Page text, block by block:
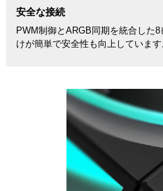
安全な接続
PWM制御とARGB同期を統合した
けが簡単で安全性も向上しています